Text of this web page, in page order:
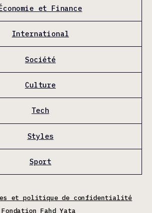
et Finance
International
Société
Culture
Tech
Styles
Sport
et politique de confidentialité
Fondation Fahd Yata